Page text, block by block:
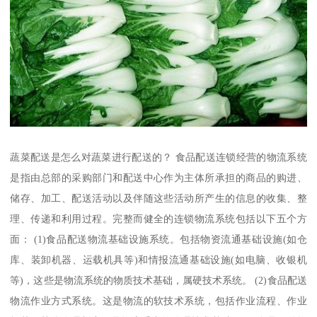
蔬菜配送是怎么对蔬菜进行配送的？ 食品配送连锁经营的物流系统
是指由总部的采购部门和配送中心作为主体所承担的商品的购进、
储存、加工、配送活动以及伴随这些活动所产生的信息的收集、整
理、传递和利用过程。完整而健全的连锁物流系统包括以下五个方
面： (1)食品配送物流基础设施系统。包括物资流通基础设施(如仓
库、装卸机器、运载机具等)和情报流通基础设施(如电脑、收银机
等)，这些是物流系统的物质技术基础，属硬技术系统。 (2)食品配送
物流作业方式系统。这是物流的软技术系统，包括作业流程、作业